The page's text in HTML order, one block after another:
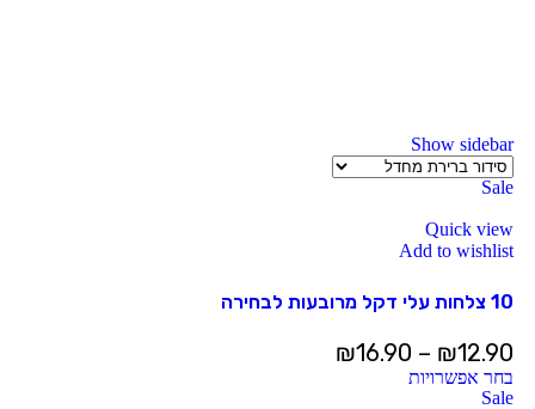
Show sidebar
Sale
Quick view
Add to wishlist
10 צלחות עלי דקל מרובעות לבחירה
₪12.90
–
₪16.90
בחר אפשרויות
Sale